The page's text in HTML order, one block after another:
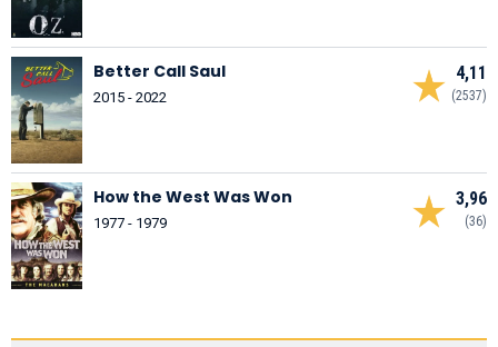
4,11
(2537)
Better Call Saul
2015 - 2022
3,96
(36)
How the West Was Won
1977 - 1979